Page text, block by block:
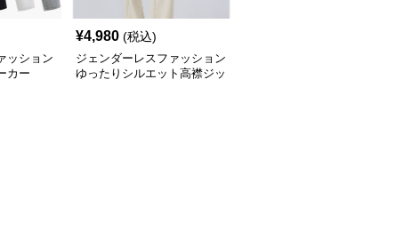
ッション
カー
¥4,980 (税込)
ジェンダーレスファッション
ゆったりシルエット高襟ジッ